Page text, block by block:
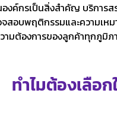
งค์กรเป็นสิ่งสำคัญ บริการ
อบพฤติกรรมและความเห
ามต้องการของลูกค้าทุกภูมิ
ทำไมต้องเลือ